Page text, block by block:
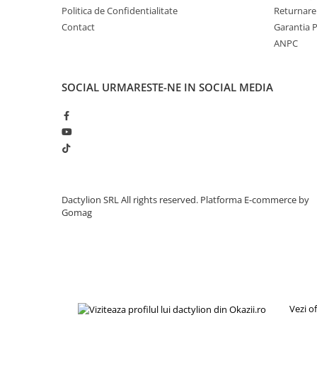
Politica de Confidentialitate
Contact
Garantia
ANPC
SOCIAL URMARESTE-NE IN SOCIAL MEDIA
Dactylion SRL All rights reserved. Platforma E-commerce by
Gomag
Vezi